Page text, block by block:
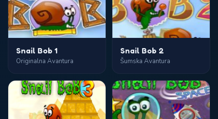
Snail Bob 1
Originalna Avantura
Snail Bob 2
Šumska Avantura